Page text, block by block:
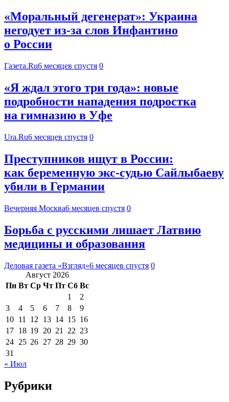
«Моральный дегенерат»: Украина
негодует из-за слов Инфантино
о России
Газета.Ru6 месяцев спустя 0
«Я ждал этого три года»: новые
подробности нападения подростка
на гимназию в Уфе
Ura.Ru6 месяцев спустя 0
Преступников ищут в России:
как беременную экс-судью Сайлыбаеву
убили в Германии
Вечерняя Москва6 месяцев спустя 0
Борьба с русскими лишает Латвию
медицины и образования
Деловая газета «Взгляд»6 месяцев спустя 0
Август 2026
Пн Вт Ср Чт Пт Сб Вс
1
2
3
4 5 6 7 8
9
10 11 12 13 14 15 16
17 18 19 20 21 22 23
24 25 26 27 28 29 30
31
« Июл
Рубрики